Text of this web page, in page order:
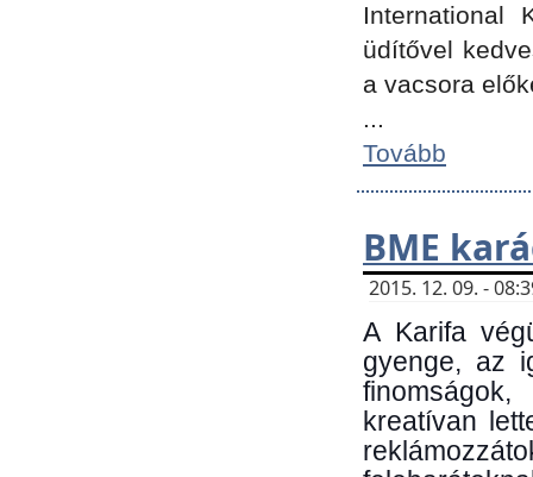
International
üdítővel
a vacsora
...
Tovább
BME
2015. 12. 09. -
A Karifa
gyenge, az
kreatívan